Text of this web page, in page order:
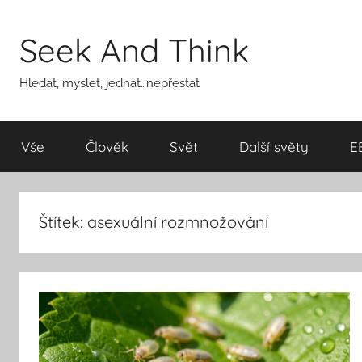
obsahu
Seek And Think
Hledat, myslet, jednat…nepřestat
Vše Člověk Svět Další světy
Štítek: asexuální rozmnožování